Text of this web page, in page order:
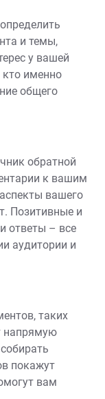
и темы,
у вашей
кто именно
общего
обратной
к вашим
вашего
Позитивные и
ответы – все
аудитории и
таких
напрямую
покажут
вам